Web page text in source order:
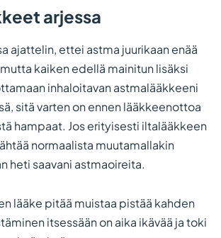
arjessa
ajattelin, ettei astma juurikaan enää
kaiken edellä mainitun lisäksi
inhaloitavan astmalääkkeeni
sitä varten on ennen lääkkeenottoa
hampaat. Jos erityisesti iltalääkkeen
normaalista muutamallakin
heti saavani astmaoireita.
lääke pitää muistaa pistää kahden
itsessään on aika ikävää ja toki